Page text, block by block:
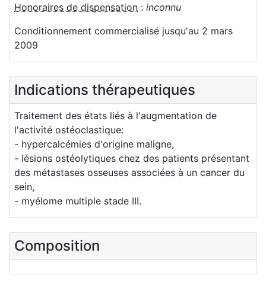
Honoraires de dispensation : inconnu
Conditionnement commercialisé jusqu'au 2 mars
2009
Indications thérapeutiques
Traitement des états liés à l'augmentation de
l'activité ostéoclastique:
- hypercalcémies d'origine maligne,
- lésions ostéolytiques chez des patients présentant
des métastases osseuses associées à un cancer du
sein,
- myélome multiple stade III.
Composition